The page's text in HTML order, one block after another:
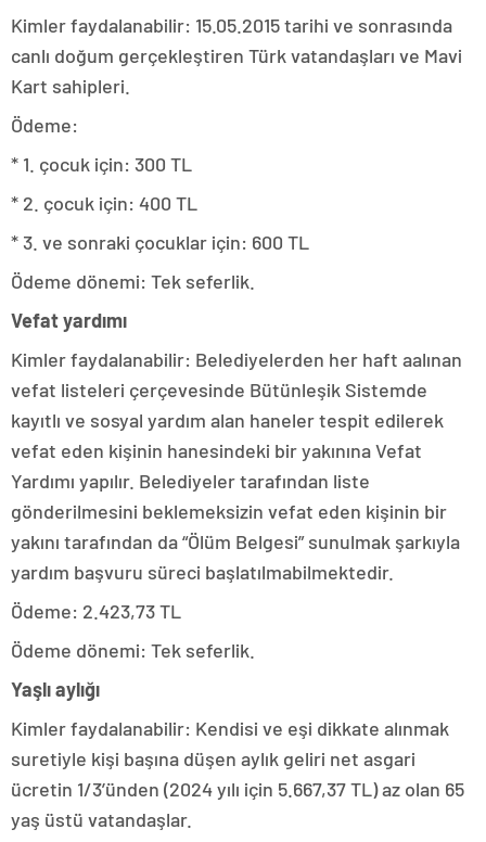
Kimler faydalanabilir: 15.05.2015 tarihi ve sonrasında
canlı doğum gerçekleştiren Türk vatandaşları ve Mavi
Kart sahipleri.
Ödeme:
* 1. çocuk için: 300 TL
* 2. çocuk için: 400 TL
* 3. ve sonraki çocuklar için: 600 TL
Ödeme dönemi: Tek seferlik.
Vefat yardımı
Kimler faydalanabilir: Belediyelerden her haft aalınan
vefat listeleri çerçevesinde Bütünleşik Sistemde
kayıtlı ve sosyal yardım alan haneler tespit edilerek
vefat eden kişinin hanesindeki bir yakınına Vefat
Yardımı yapılır. Belediyeler tarafından liste
gönderilmesini beklemeksizin vefat eden kişinin bir
yakını tarafından da “Ölüm Belgesi” sunulmak şarkıyla
yardım başvuru süreci başlatılmabilmektedir.
Ödeme: 2.423,73 TL
Ödeme dönemi: Tek seferlik.
Yaşlı aylığı
Kimler faydalanabilir: Kendisi ve eşi dikkate alınmak
suretiyle kişi başına düşen aylık geliri net asgari
ücretin 1/3’ünden (2024 yılı için 5.667,37 TL) az olan 65
yaş üstü vatandaşlar.